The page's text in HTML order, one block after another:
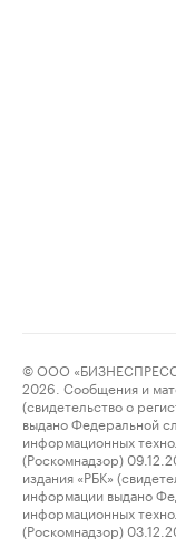
© ООО
2026. Сообщения и
(свидетельство о
выдано Федеральной
информационных
(Роскомнадзор)
издания «РБК»
информации выдано
информационных
(Роскомнадзор)